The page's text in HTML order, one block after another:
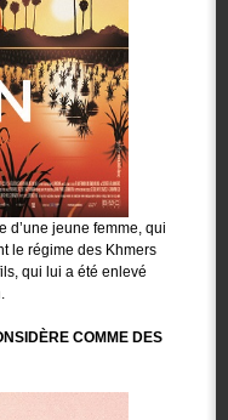
d’une jeune femme, qui
le régime des Khmers
qui lui a été enlevé
COMME DES